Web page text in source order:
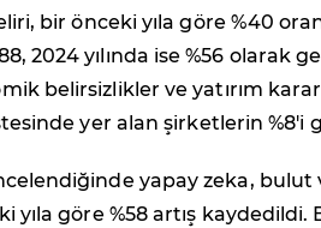
bir önceki yıla göre %40
2024 yılında ise %56
belirsizlikler ve yatırım
yer alan şirketlerin %8'i
yapay zeka,
yıla göre %58 artış